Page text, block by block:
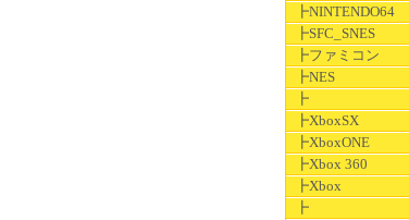
┣NINTENDO64
┣SFC_SNES
┣ファミコン
┣NES
┣
┣XboxSX
┣XboxONE
┣Xbox 360
┣Xbox
┣